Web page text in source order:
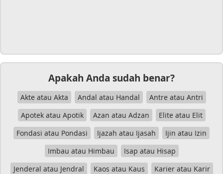
Apakah Anda sudah benar?
Akte atau Akta Andal atau Handal
Antre atau Antri
Apotek atau Apotik
Azan atau Adzan
Elite atau Elit
Fondasi atau Pondasi
Ijazah atau Ijasah
Ijin atau Izin
Imbau atau Himbau
Isap atau Hisap
Jenderal atau Jendral
Kaos atau Kaus
Karier atau Karir